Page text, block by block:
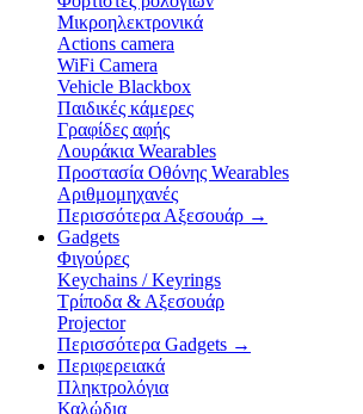
Μικροηλεκτρονικά
Actions camera
WiFi Camera
Vehicle Blackbox
Παιδικές κάμερες
Γραφίδες αφής
Λουράκια Wearables
Προστασία Οθόνης Wearables
Αριθμομηχανές
Περισσότερα Αξεσουάρ →
Gadgets
Φιγούρες
Keychains / Keyrings
Τρίποδα & Αξεσουάρ
Projector
Περισσότερα Gadgets →
Περιφερειακά
Πληκτρολόγια
Καλώδια